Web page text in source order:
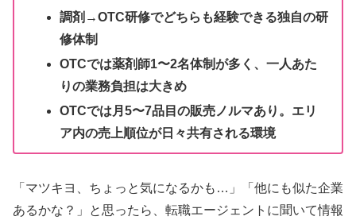
調剤→OTC研修でどちらも経験できる独自の研
修体制
OTCでは薬剤師1〜2名体制が多く、一人あた
りの業務負担は大きめ
OTCでは月5〜7品目の販売ノルマあり。エリ
ア内の売上順位が日々共有される環境
「マツキヨ、ちょっと気になるかも…」「他にも似た企業
あるかな？」と思ったら、転職エージェントに聞いて情報